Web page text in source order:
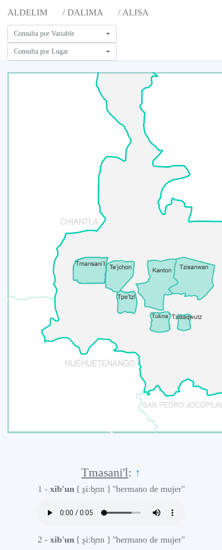
ALDELIM / DALIMA / ALISA
Consulta por Variable
Consulta por Lugar
Tmasani'l: ↑
1 - xib'un [ ʂi:b̥ʊn ] "hermano de mujer"
2 - xib'un [ ʂi:b̥ʊn ] "hermano de mujer"